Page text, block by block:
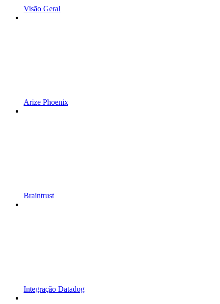
Visão Geral
Arize Phoenix
Braintrust
Integração Datadog